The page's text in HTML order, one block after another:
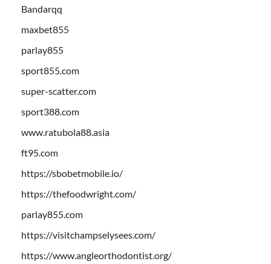
Bandarqq
maxbet855
parlay855
sport855.com
super-scatter.com
sport388.com
www.ratubola88.asia
ft95.com
https://sbobetmobile.io/
https://thefoodwright.com/
parlay855.com
https://visitchampselysees.com/
https://www.angleorthodontist.org/